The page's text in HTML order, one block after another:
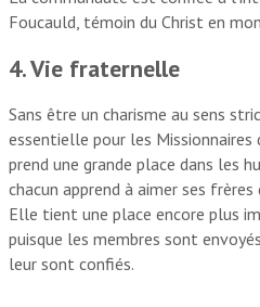
Foucauld, témoin du Christ en
4. Vie fraternelle
Sans être un charisme au sens
essentielle pour les Missionnaires
prend une grande place dans les
chacun apprend à aimer ses frères
Elle tient une place encore plus
puisque les membres sont
leur sont confiés.